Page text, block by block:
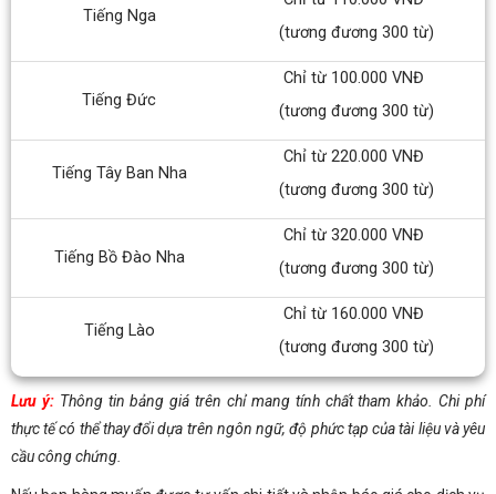
Tiếng Nga
(tương đương 300 từ)
Tiếng Đức
Chỉ từ 100.000 VNĐ
(tương đương 300 từ)
Tiếng Tây Ban Nha
Chỉ từ 220.000 VNĐ
(tương đương 300 từ)
Tiếng Bồ Đào Nha
Chỉ từ 320.000 VNĐ
(tương đương 300 từ)
Tiếng Lào
Chỉ từ 160.000 VNĐ
(tương đương 300 từ)
Lưu ý: Thông tin bảng giá trên chỉ mang tính chất tham khảo. Chi phí
thực tế có thể thay đổi dựa trên ngôn ngữ, độ phức tạp của tài liệu và yêu
cầu công chứng.